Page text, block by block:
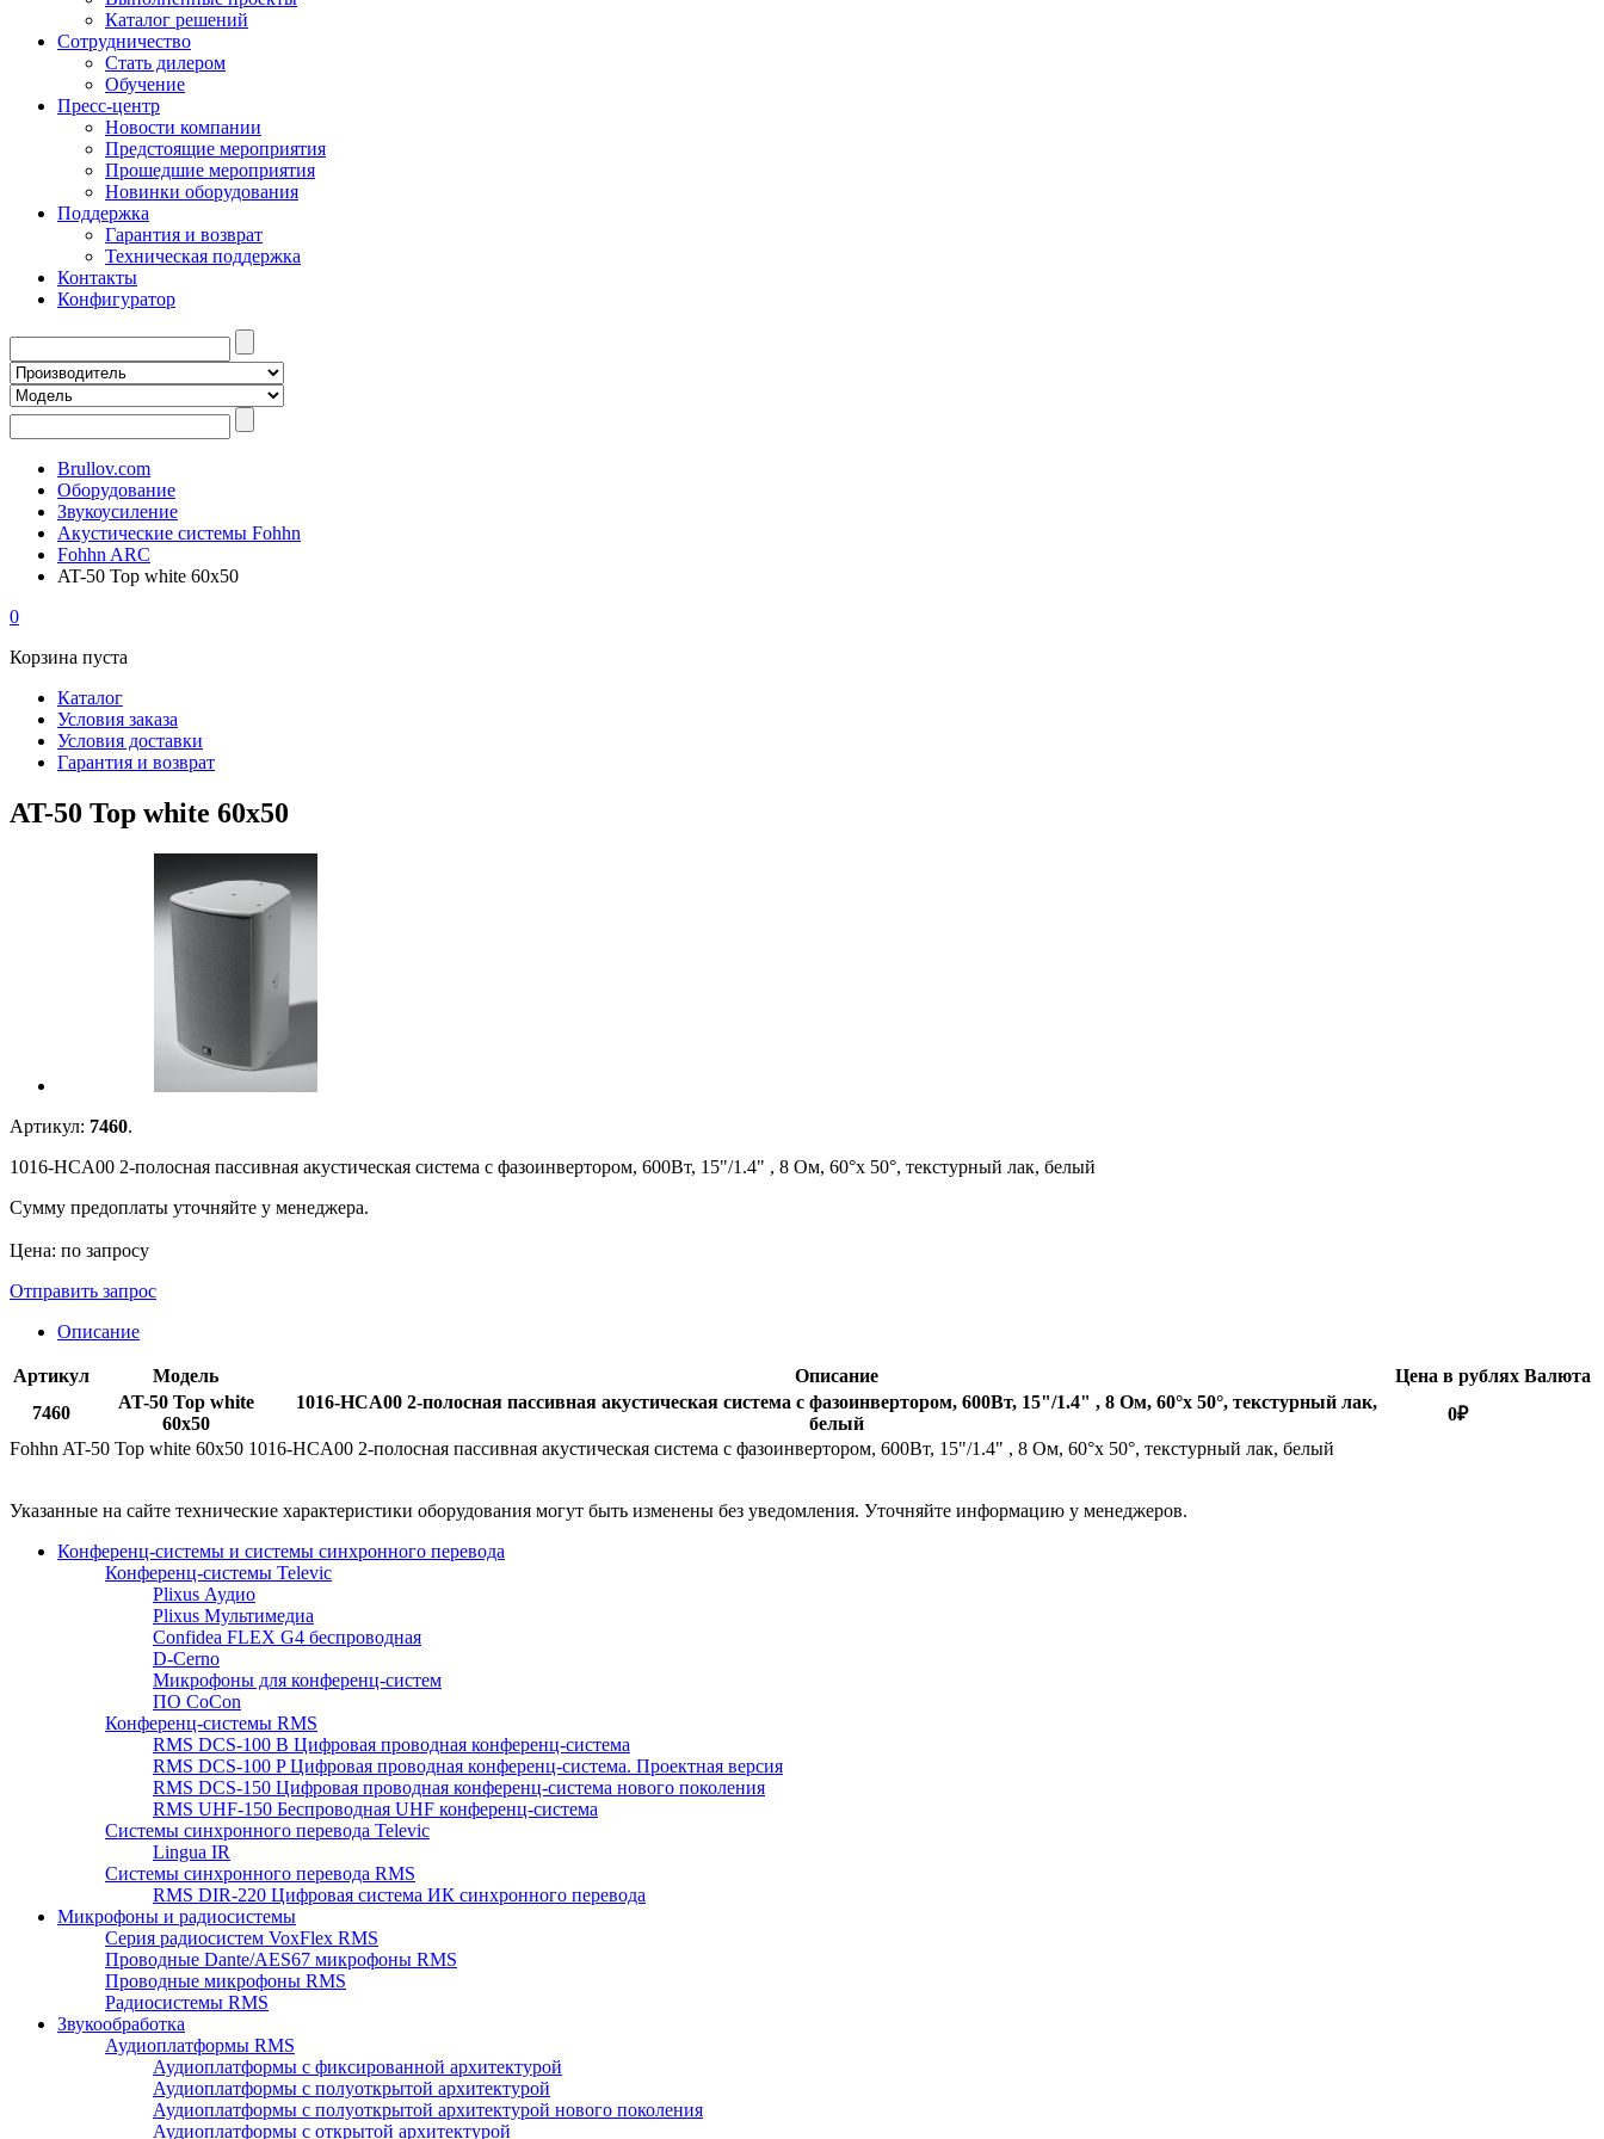
Каталог решений
Сотрудничество
Стать дилером
Обучение
Пресс-центр
Новости компании
Предстоящие мероприятия
Прошедшие мероприятия
Новинки оборудования
Поддержка
Гарантия и возврат
Техническая поддержка
Контакты
Конфигуратор
Brullov.com
Оборудование
Звукоусиление
Акустические системы Fohhn
Fohhn ARC
AT-50 Top white 60x50
0
Корзина пуста
Каталог
Условия заказа
Условия доставки
Гарантия и возврат
AT-50 Top white 60x50
Артикул: 7460.
1016-HCA00 2-полосная пассивная акустическая система с фазоинвертором, 600Вт, 15"/1.4" , 8 Ом, 60°x 50°, текстурный лак, белый
Сумму предоплаты уточняйте у менеджера.
Цена: по запросу
Отправить запрос
Описание
Артикул Модель Описание Цена в рублях Валюта
7460
AT-50 Top white
60x50
1016-HCA00 2-полосная пассивная акустическая система с фазоинвертором, 600Вт, 15"/1.4" , 8 Ом, 60°x 50°, текстурный лак,
белый
0₽
Fohhn AT-50 Top white 60x50 1016-HCA00 2-полосная пассивная акустическая система с фазоинвертором, 600Вт, 15"/1.4" , 8 Ом, 60°x 50°, текстурный лак, белый
Указанные на сайте технические характеристики оборудования могут быть изменены без уведомления. Уточняйте информацию у менеджеров.
Конференц-системы и системы синхронного перевода
Конференц-системы Televic
Plixus Аудио
Plixus Мультимедиа
Confidea FLEX G4 беспроводная
D-Cerno
Микрофоны для конференц-систем
ПО CoCon
Конференц-системы RMS
RMS DCS-100 B Цифровая проводная конференц-система
RMS DCS-100 P Цифровая проводная конференц-система. Проектная версия
RMS DCS-150 Цифровая проводная конференц-система нового поколения
RMS UHF-150 Беспроводная UHF конференц-система
Системы синхронного перевода Televic
Lingua IR
Системы синхронного перевода RMS
RMS DIR-220 Цифровая система ИК синхронного перевода
Микрофоны и радиосистемы
Серия радиосистем VoxFlex RMS
Проводные Dante/AES67 микрофоны RMS
Проводные микрофоны RMS
Радиосистемы RMS
Звукообработка
Аудиоплатформы RMS
Аудиоплатформы с фиксированной архитектурой
Аудиоплатформы с полуоткрытой архитектурой
Аудиоплатформы с полуоткрытой архитектурой нового поколения
Аудиоплатформы с открытой архитектурой